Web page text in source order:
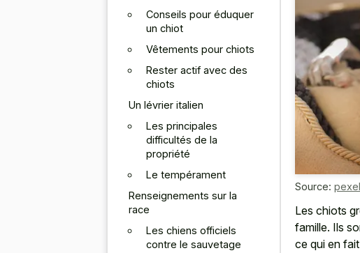
Conseils pour éduquer
un chiot
Vêtements pour chiots
Rester actif avec des
chiots
Un lévrier italien
Les principales
difficultés de la
propriété
Le tempérament
Renseignements sur la
race
Les chiens officiels
contre le sauvetage
Source:
Les chiots
famille. Ils
ce qui en